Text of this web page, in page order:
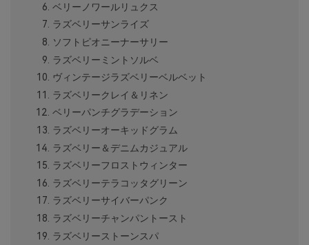
ベリーノワールリュクス
ラズベリーサンライズ
ソフトピオニーナーサリー
ラズベリーミントソルベ
ヴィンテージラズベリーベルベット
ラズベリークレイ＆リネン
ベリーパンチグラデーション
ラズベリーオーキッドグラム
ラズベリー＆デニムカジュアル
ラズベリーフロストウィンター
ラズベリーテラコッタグリーン
ラズベリーサイバーパンク
ラズベリーチャンパントースト
ラズベリーストーンスパ